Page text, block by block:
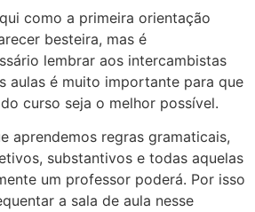
como a primeira orientação
besteira, mas é
lembrar aos intercambistas
aulas é muito importante para que
curso seja o melhor possível.
aprendemos regras gramaticais,
substantivos e todas aquelas
um professor poderá. Por isso
a sala de aula nesse